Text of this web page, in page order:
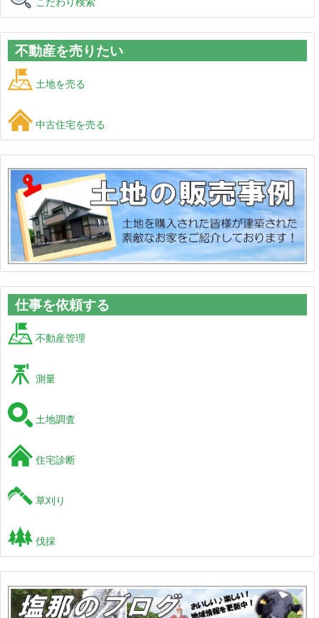
不動産を売りたい
土地を売る
中古住宅を売る
仕事を依頼する
不動産管理
測量
土地調査
住宅診断
草刈り
伐採